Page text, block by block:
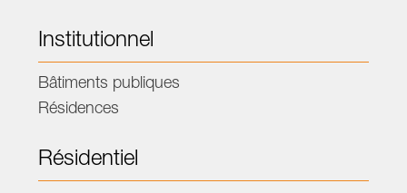
Institutionnel
Bâtiments publiques
Résidences
Résidentiel